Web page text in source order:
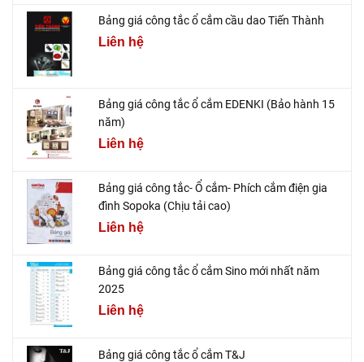
Bảng giá công tắc ổ cắm cầu dao Tiến Thành
Liên hệ
Bảng giá công tắc ổ cắm EDENKI (Bảo hành 15
năm)
Liên hệ
Bảng giá công tắc- Ổ cắm- Phích cắm điện gia
đình Sopoka (Chịu tải cao)
Liên hệ
Bảng giá công tắc ổ cắm Sino mới nhất năm
2025
Liên hệ
Bảng giá công tắc ổ cắm T&J